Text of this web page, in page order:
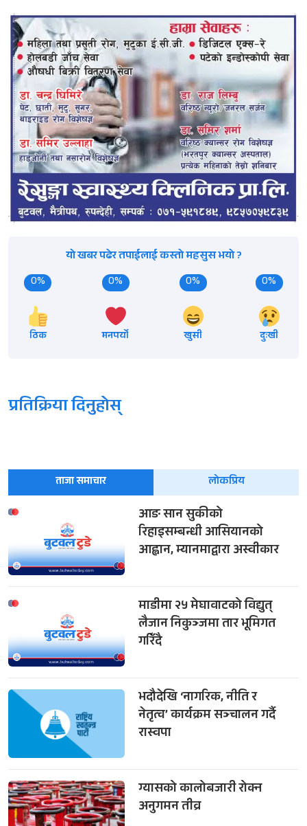
यो खबर पढेर तपाईलाई कस्तो महसुस भयो ?
0%
ठिक
0%
मनपर्यो
0%
खुसी
0%
दुःखी
प्रतिक्रिया दिनुहोस्
ताजा समाचार लोकप्रिय
आङ सान सुकीको
रिहाइसम्बन्धी आसियानको
आह्वान, म्यानमाद्वारा अस्वीकार
माडीमा २५ मेघावाटको विद्युत्
लैजान निकुञ्जमा तार भूमिगत
गरिँदै
भदौदेखि ‘नागरिक, नीति र
नेतृत्व’ कार्यक्रम सञ्चालन गर्दै
रास्वपा
ग्यासको कालोबजारी रोक्न
अनुगमन तीव्र